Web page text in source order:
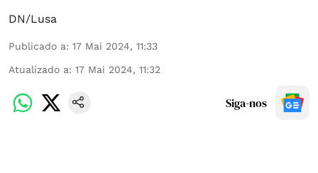
DN/Lusa
Publicado a: 17 Mai 2024, 11:33
Atualizado a: 17 Mai 2024, 11:32
Siga-nos